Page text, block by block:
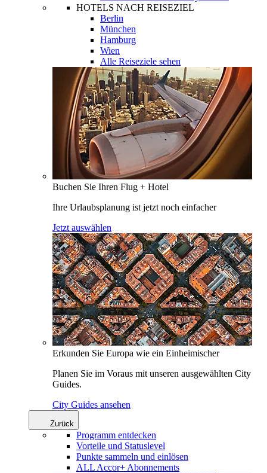
HOTELS NACH REISEZIEL
Berlin
München
Hamburg
Wien
Alle Reiseziele sehen
Buchen Sie Ihren Flug + Hotel
Ihre Urlaubsplanung ist jetzt noch einfacher
Jetzt auswählen
Erkunden Sie Europa wie ein Einheimischer
Planen Sie im Voraus mit unseren ausgewählten City
Guides.
City Guides ansehen
Zurück
Programm entdecken
Vorteile und Statuslevel
Punkte sammeln und einlösen
ALL Accor+ Abonnements